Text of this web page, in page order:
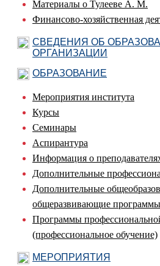
Материалы о Тулееве А. М.
Финансово-хозяйственная
СВЕДЕНИЯ ОБ
ОРГАНИЗАЦИИ
ОБРАЗОВАНИЕ
Мероприятия института
Курсы
Семинары
Аспирантура
Информация о
Дополнительные
Дополнительные
общеразвивающие программы
Программы
(профессиональное обучение)
МЕРОПРИЯТИЯ